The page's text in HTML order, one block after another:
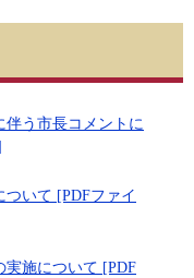
伴う市長コメントに
いて [PDFファイ
実施について [PDF